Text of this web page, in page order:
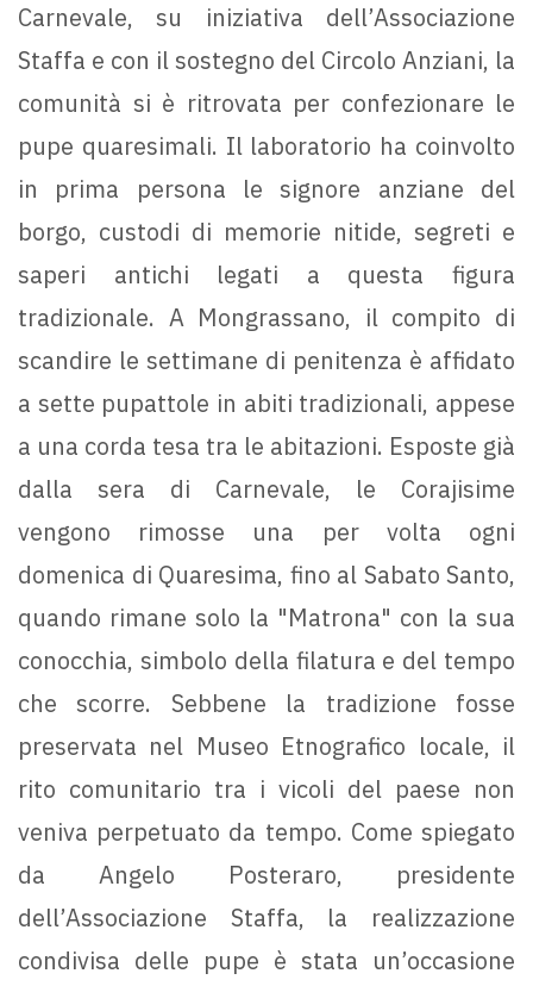
Carnevale, su iniziativa dell’Associazione
Staffa e con il sostegno del Circolo Anziani, la
comunità si è ritrovata per confezionare le
pupe quaresimali. Il laboratorio ha coinvolto
in prima persona le signore anziane del
borgo, custodi di memorie nitide, segreti e
saperi antichi legati a questa figura
tradizionale. A Mongrassano, il compito di
scandire le settimane di penitenza è affidato
a sette pupattole in abiti tradizionali, appese
a una corda tesa tra le abitazioni. Esposte già
dalla sera di Carnevale, le Corajisime
vengono rimosse una per volta ogni
domenica di Quaresima, fino al Sabato Santo,
quando rimane solo la "Matrona" con la sua
conocchia, simbolo della filatura e del tempo
che scorre. Sebbene la tradizione fosse
preservata nel Museo Etnografico locale, il
rito comunitario tra i vicoli del paese non
veniva perpetuato da tempo. Come spiegato
da Angelo Posteraro, presidente
dell’Associazione Staffa, la realizzazione
condivisa delle pupe è stata un’occasione